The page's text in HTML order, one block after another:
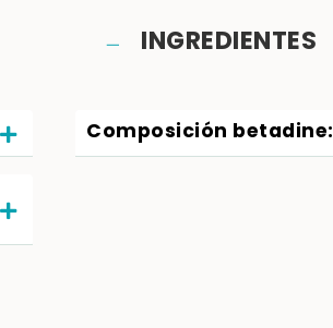
INGREDIENTES
Composición betadine: